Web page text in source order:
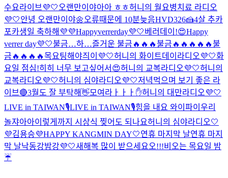
수요라이브💜🤍 오랜만이야아아 ㅎㅎ허니의 월요병치료 라디오
💜🤍안녕 오랜만이야🌼 오류때문에 10분늦음HVD326🍰4살 추카
포카생일 축하해💜💜Happyverrerday💜🤍베러데이!😍Happy
verrer day💜🤍불금…하…즐거운 불금🔥🔥🔥불금🔥🔥🔥🔥🔥불
금🔥🔥🔥🔥목요팅해야즤이💜🤍허니의 화이트데이라디오💜🤍화
요일 점심!히히 너무 보고싶어서😍허니의 교복라디오💜🤍허니의
교복라디오💜🤍허니의 심야라디오💜🤍저녁먹으며 보기 좋은 라
이브🔴3월도 잘 부탁해👋모여라ㅏㅏㅏ✋허니의 대만라디오💜🤍
LIVE in TAIWAN🎙️LIVE in TAIWAN🎙️힘을 내요 와이파이 우리
놀쟈아아이렇게까지 시상식 찢어도 되나요허니의 심야라디오🤍
💜김용승💜HAPPY KANGMIN DAY🤍연휴 마지막 날연휴 마지
막 날낙동강밤강💜🤍새해복 많이 받으세요오!!!비오는 목요일 밤
☔️